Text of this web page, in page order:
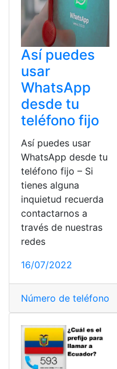
Así puedes
usar
WhatsApp
desde tu
teléfono fijo
Así puedes usar
WhatsApp desde tu
teléfono fijo – Si
tienes alguna
inquietud recuerda
contactarnos a
través de nuestras
redes
16/07/2022
Número de teléfono